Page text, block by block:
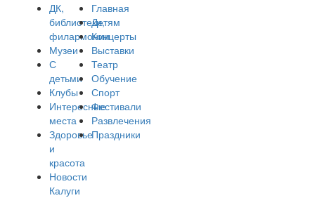
ДК,
библиотеки,
филармонии
Музеи
С
детьми
Клубы
Интересные
места
Здоровье
и
красота
Новости
Калуги
Главная
Детям
Концерты
Выставки
Театр
Обучение
Спорт
Фестивали
Развлечения
Праздники